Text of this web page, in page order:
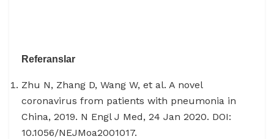
Referanslar
Zhu N, Zhang D, Wang W, et al. A novel
coronavirus from patients with pneumonia in
China, 2019. N Engl J Med, 24 Jan 2020. DOI:
10.1056/NEJMoa2001017.